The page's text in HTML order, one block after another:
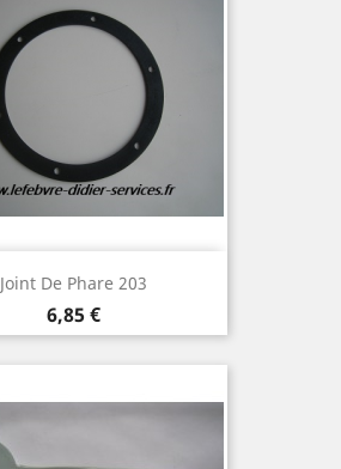
Joint De Phare 203
Prix
6,85 €